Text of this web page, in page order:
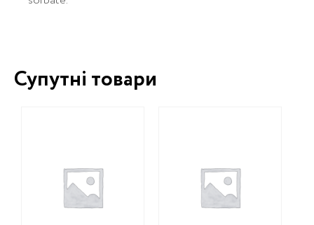
Супутні товари